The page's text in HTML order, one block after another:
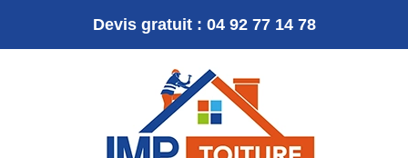
Devis gratuit : 04 92 77 14 78